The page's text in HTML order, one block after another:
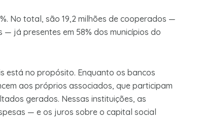
No total, são 19,2 milhões de cooperados —
— já presentes em 58% dos municípios do
está no propósito. Enquanto os bancos
aos próprios associados, que participam
gerados. Nessas instituições, as
— e os juros sobre o capital social